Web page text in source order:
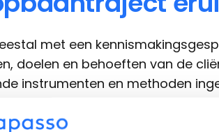
met een
doelen en behoeften van de
instrumenten en methoden
plan opgesteld. Tijdens het
ingepland om de voortgang te